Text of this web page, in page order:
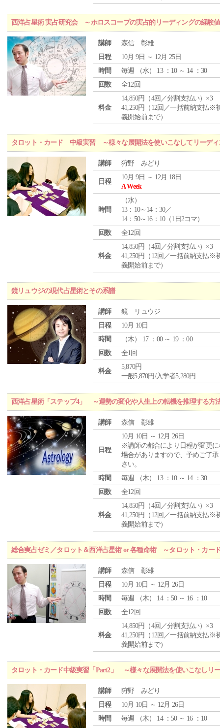
西洋占星術 実占研究会 ～ホロスコープの実占的リーディングの経験
講師
森信 彰雄
日程
10月 9日 ～ 12月 25日
時間
毎週 （水） 13 ：10 ～ 14 ：30
回数
全12回
料金
14,850円（4回／分割支払い）×3
41,250円（12回／一括前納支払※
義開始前まで）
タロット・カード 中級実習 ～様々な展開法を使いこなしてリーディ
講師 狩野 みどり
日程
10月 9日 ～ 12月 18日
A Week
時間
（水）
13：10～14：30／
14：50～16：10（1日2コマ）
回数
全12回
料金
14,850円（4回／分割支払い）×3
41,250円（12回／一括前納支払※
義開始前まで）
鏡リュウジの現代占星術とその系譜
講師
鏡 リュウジ
日程
10月 10日
時間
（木） 17 ：00 ～ 19 ：00
回数
全1回
料金
5,870円
一般5,870円/入学者5,280円
西洋占星術「ステップ4」 ～運勢の変化や人生上の転機を推理する方
講師 森信 彰雄
日程
10月 10日 ～ 12月 26日
※講師の都合により日程が変更に
場合がありますので、予めご了承
さい。
時間
毎週 （木） 13 ：10 ～ 14 ：30
回数
全12回
料金
14,850円（4回／分割支払い）×3
41,250円（12回／一括前納支払※
義開始前まで）
総合実占ゼミ／タロット＆西洋占星術 or 各種命術 ～タロット・カー
講師
森信 彰雄
日程
10月 10日 ～ 12月 26日
時間
毎週 （木） 14 ：50 ～ 16 ：10
回数
全12回
料金
14,850円（4回／分割支払い）×3
41,250円（12回／一括前納支払※
義開始前まで）
タロット・カード中級実習「Part2」 ～様々な展開法を使いこなしリ
講師
狩野 みどり
日程
10月 10日 ～ 12月 26日
時間
毎週 （木） 14 ：50 ～ 16 ：10